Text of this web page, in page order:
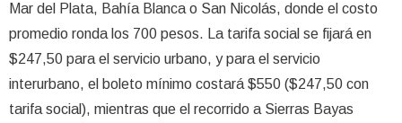
Mar del Plata, Bahía Blanca o San Nicolás, donde el costo
promedio ronda los 700 pesos. La tarifa social se fijará en
$247,50 para el servicio urbano, y para el servicio
interurbano, el boleto mínimo costará $550 ($247,50 con
tarifa social), mientras que el recorrido a Sierras Bayas